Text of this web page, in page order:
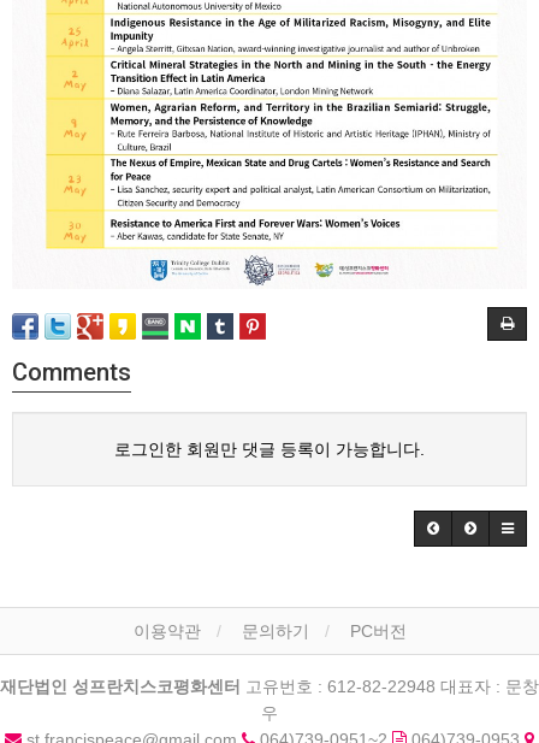
Comments
로그인한 회원만 댓글 등록이 가능합니다.
이용약관 문의하기 PC버전
재단법인 성프란치스코평화센터 고유번호 : 612-82-22948 대표자 : 문창
우